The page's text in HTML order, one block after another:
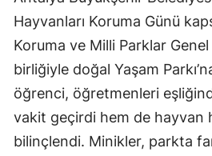
Hayvanları Koruma Günü
Koruma ve Milli Parklar
birliğiyle doğal Yaşam
öğrenci, öğretmenleri
vakit geçirdi hem de hayvan
bilinçlendi. Minikler, parkta